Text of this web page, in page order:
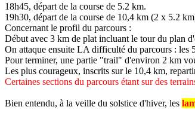
18h45, départ de la course de 5.2 km.
19h30, départ de la course de 10,4 km (2 x 5.2
Concernant le profil du parcours :
Début avec 3 km de plat incluant le tour du plan
On attaque ensuite LA difficulté du parcours : les
Pour terminer, une partie "trail" d'environ 2 km
Les plus courageux, inscrits sur le 10,4 km,
Certaines sections du parcours étant sur des
Bien entendu, à la veille du solstice d'hiver, les